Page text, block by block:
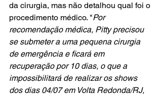
da cirurgia, mas não detalhou qual foi o
procedimento médico. "Por
recomendação médica, Pitty precisou
se submeter a uma pequena cirurgia
de emergência e ficará em
recuperação por 10 dias, o que a
impossibilitará de realizar os shows
dos dias 04/07 em Volta Redonda/RJ,